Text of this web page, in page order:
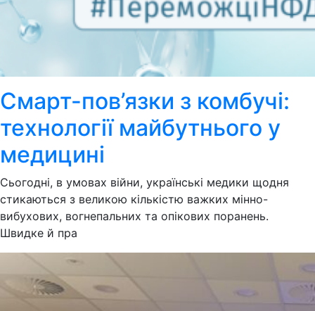
Смарт-пов’язки з комбучі:
технології майбутнього у
медицині
Сьогодні, в умовах війни, українські медики щодня
стикаються з великою кількістю важких мінно-
вибухових, вогнепальних та опікових поранень.
Швидке й пра